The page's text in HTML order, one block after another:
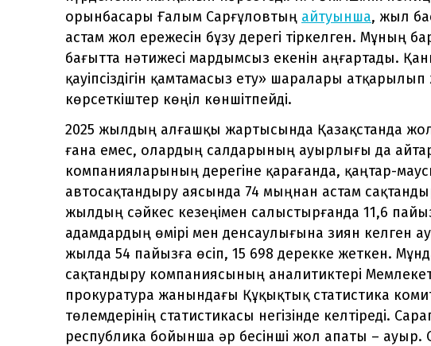
орынбасары Ғалым Сарғұловтың айтуынша, жыл
астам жол ережесін бұзу дерегі тіркелген. Мұның
бағытта нәтижесі мардымсыз екенін аңғартады.
қауіпсіздігін қамтамасыз ету» шаралары
көрсеткіштер көңіл көншітпейді.
2025 жылдың алғашқы жартысында Қазақстанда
ғана емес, олардың салдарының ауырлығы да
компанияларының дерегіне қарағанда, қаңтар-
автосақтандыру аясында 74 мыңнан астам
жылдың сәйкес кезеңімен салыстырғанда 11,6
адамдардың өмірі мен денсаулығына зиян келген
жылда 54 пайызға өсіп, 15 698 дерекке жеткен.
сақтандыру компаниясының аналитиктері
прокуратура жанындағы Құқықтық статистика
төлемдерінің статистикасы негізінде келтіреді.
республика бойынша әр бесінші жол апаты – ауыр.